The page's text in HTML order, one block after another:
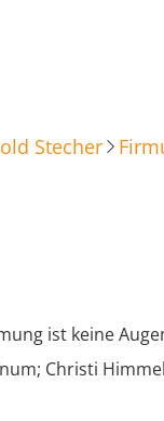
Stecher
ist keine
Christi